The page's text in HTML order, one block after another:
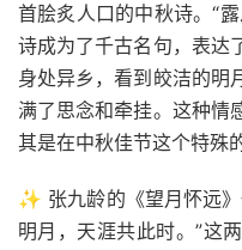
首脍炙人口的中秋诗。“
诗成为了千古名句，表达
身处异乡，看到皎洁的明
满了思念和牵挂。这种情
其是在中秋佳节这个特殊
✨ 张九龄的《望月怀远
明月，天涯共此时。”这